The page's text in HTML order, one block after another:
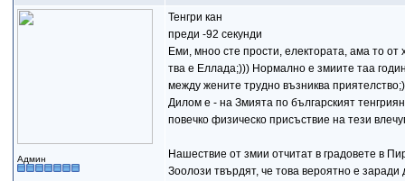
Админ
Тенгри кан
преди -92 секунди
Еми, мноо сте прости, електората, ама то от
тва е Еллада;))) Нормално е змиите таа
между жените трудно възниква
Дилом е - на Змията по българският
повечко физическо присъствие на тези
Нашествие от змии отчитат в градовете в
Зоолози твърдят, че това вероятно е